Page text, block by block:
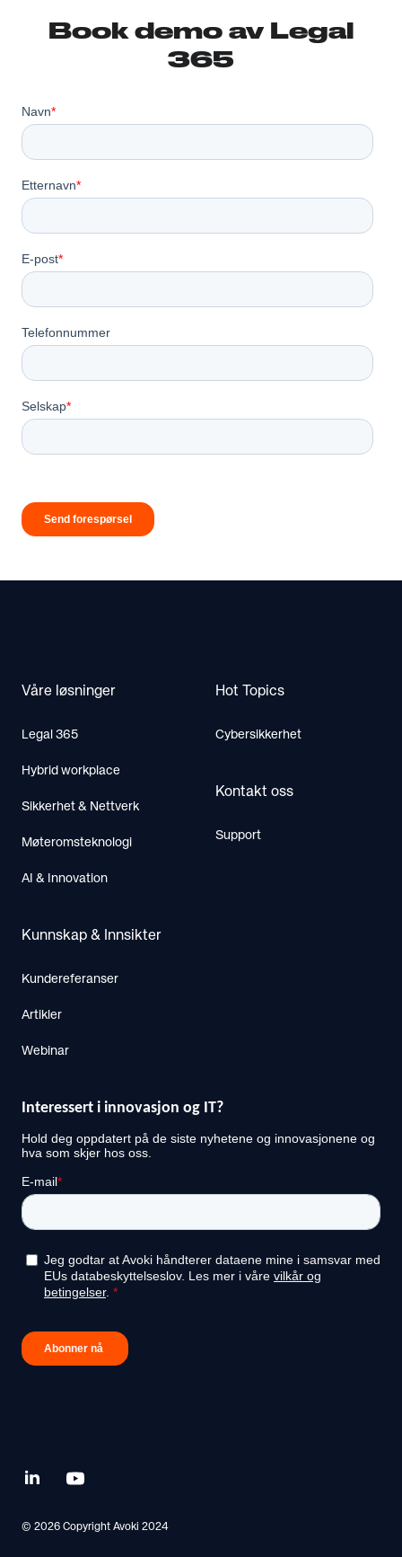
Book demo av Legal
365
Våre løsninger
Legal 365
Hybrid workplace
Sikkerhet & Nettverk
Møteromsteknologi
AI & Innovation
Kunnskap & Innsikter
Kundereferanser
Artikler
Webinar
Hot Topics
Cybersikkerhet
Kontakt oss
Support
LinkedinYoutube
© 2026 Copyright Avoki 2024